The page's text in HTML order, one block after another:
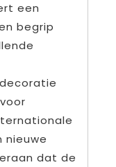
een
begrip
nieuwe
dat de